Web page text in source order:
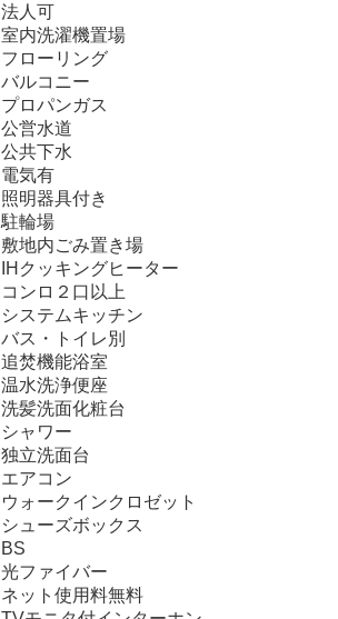
法人可
室内洗濯機置場
フローリング
バルコニー
プロパンガス
公営水道
公共下水
電気有
照明器具付き
駐輪場
敷地内ごみ置き場
IHクッキングヒーター
コンロ２口以上
システムキッチン
バス・トイレ別
追焚機能浴室
温水洗浄便座
洗髪洗面化粧台
シャワー
独立洗面台
エアコン
ウォークインクロゼット
シューズボックス
BS
光ファイバー
ネット使用料無料